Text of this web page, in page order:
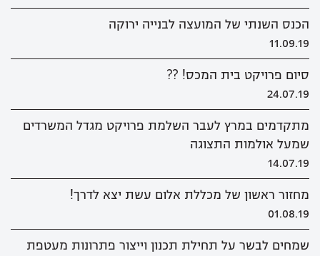
הכנס השנתי של המועצה לבנייה ירוקה
11.09.19
סיום פרויקט בית המכס! ??
24.07.19
מתקדמים במרץ לעבר השלמת פרויקט מגדל המשרדים
שמעל אולמות התצוגה
14.07.19
מחזור ראשון של מכללת אלום עשת יצא לדרך!
01.08.19
שמחים לבשר על תחילת תכנון וייצור פתרונות מעטפת